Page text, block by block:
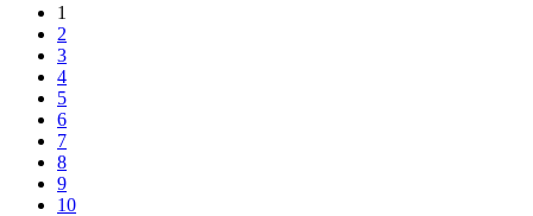
1
2
3
4
5
6
7
8
9
10